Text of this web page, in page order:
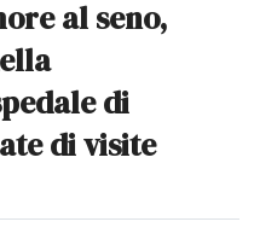
al seno,
di
di visite